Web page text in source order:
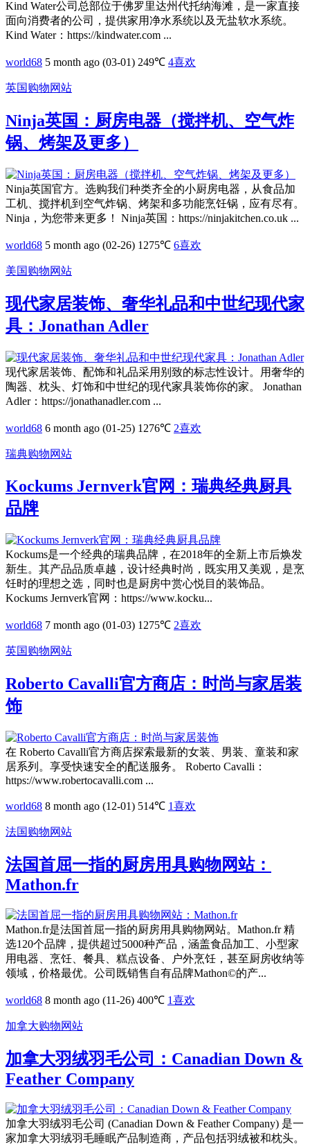
Kind Water公司总部位于佛罗里达州代托纳海滩，是一家直接
面向消费者的公司，提供家用净水系统以及无盐软水系统。
Kind Water：https://kindwater.com ...
world68 5 month ago (03-01) 249℃ 4喜欢
英国购物网站
Ninja英国：厨房电器（搅拌机、空气炸
锅、烤架及更多）
Ninja英国官方。选购我们种类齐全的小厨房电器，从食品加
工机、搅拌机到空气炸锅、烤架和多功能烹饪锅，应有尽有。
Ninja，为您带来更多！ Ninja英国：https://ninjakitchen.co.uk ...
world68 5 month ago (02-26) 1275℃ 6喜欢
美国购物网站
现代家居装饰、奢华礼品和中世纪现代家
具：Jonathan Adler
现代家居装饰、配饰和礼品采用别致的标志性设计。用奢华的
陶器、枕头、灯饰和中世纪的现代家具装饰你的家。 Jonathan
Adler：https://jonathanadler.com ...
world68 6 month ago (01-25) 1276℃ 2喜欢
瑞典购物网站
Kockums Jernverk官网：瑞典经典厨具
品牌
Kockums是一个经典的瑞典品牌，在2018年的全新上市后焕发
新生。其产品品质卓越，设计经典时尚，既实用又美观，是烹
饪时的理想之选，同时也是厨房中赏心悦目的装饰品。
Kockums Jernverk官网：https://www.kocku...
world68 7 month ago (01-03) 1275℃ 2喜欢
英国购物网站
Roberto Cavalli官方商店：时尚与家居装
饰
在 Roberto Cavalli官方商店探索最新的女装、男装、童装和家
居系列。享受快速安全的配送服务。 Roberto Cavalli：
https://www.robertocavalli.com ...
world68 8 month ago (12-01) 514℃ 1喜欢
法国购物网站
法国首屈一指的厨房用具购物网站：
Mathon.fr
Mathon.fr是法国首屈一指的厨房用具购物网站。Mathon.fr 精
选120个品牌，提供超过5000种产品，涵盖食品加工、小型家
用电器、烹饪、餐具、糕点设备、户外烹饪，甚至厨房收纳等
领域，价格最优。公司既销售自有品牌Mathon©的产...
world68 8 month ago (11-26) 400℃ 1喜欢
加拿大购物网站
加拿大羽绒羽毛公司：Canadian Down &
Feather Company
加拿大羽绒羽毛公司 (Canadian Down & Feather Company) 是一
家加拿大羽绒羽毛睡眠产品制造商，产品包括羽绒被和枕头。